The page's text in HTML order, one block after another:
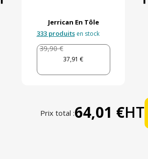
Jerrican En Tôle
333 produitsen stock
39,90 €
37,91 €
Prix total :64,01 €HT